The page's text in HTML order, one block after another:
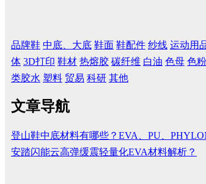
品牌鞋 中底、大底 鞋面 鞋配件 纱线 运动用
体 3D打印 鞋材 热熔胶 碳纤维 白油 色母 色粉
类胶水 塑料 贸易 科研 其他
文章导航
登山鞋中底材料有哪些？EVA、PU、
安踏闪能云高弹缓震轻量化EVA材料解析？